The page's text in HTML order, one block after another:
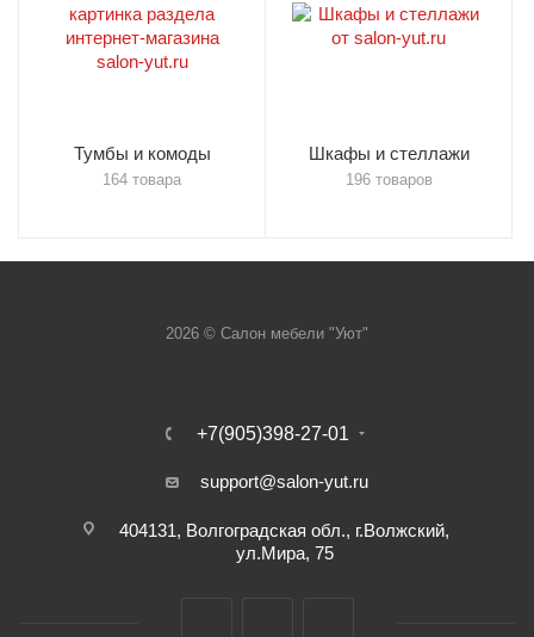
Тумбы и комоды
164 товара
Шкафы и стеллажи
196 товаров
2026 © Салон мебели "Уют"
+7(905)398-27-01
support@salon-yut.ru
404131, Волгоградская обл., г.Волжский,
ул.Мира, 75